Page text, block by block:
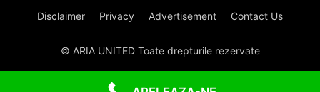
Disclaimer Privacy Advertisement Contact Us
© ARIA UNITED Toate drepturile rezervate